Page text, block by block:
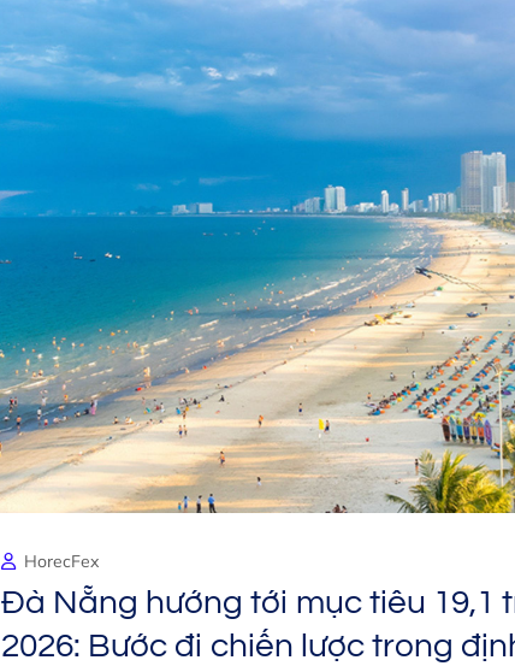
HorecFex
Đà Nẵng hướng tới mục tiêu 19,1
2026: Bước đi chiến lược trong